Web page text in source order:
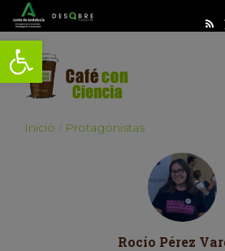
Abrir barra de herramientas
Inicio Protagonistas
Rocío Pérez